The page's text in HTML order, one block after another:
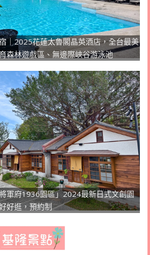
｜2025花蓮太魯閣晶英酒店，全台最美
森林遊戲區、無邊際峽谷游泳池
軍府1936園區」2024最新日式文創園
好逛，預約制